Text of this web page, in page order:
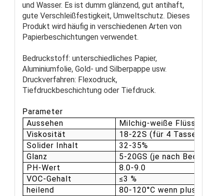
und Wasser. Es ist dumm glänzend, gut antihaft,
gute Verschleißfestigkeit, Umweltschutz. Dieses
Produkt wird häufig in verschiedenen Arten von
Papierbeschichtungen verwendet.
Bedruckstoff: unterschiedliches Papier,
Aluminiumfolie, Gold- und Silberpappe usw.
Druckverfahren: Flexodruck,
Tiefdruckbeschichtung oder Tiefdruck.
Parameter
Aussehen
Milchig-weiße
Viskosität
18-22S (für 4 Tassen,
Solider Inhalt
32-35%
Glanz
5-20GS (je nach Bedarf)
PH-Wert
8.0-9.0
VOC-Gehalt
≤3 %
heilend
80-120°C wenn plus mit